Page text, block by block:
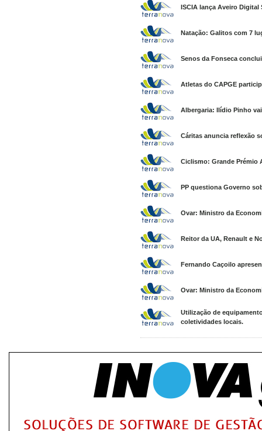
ISCIA lança Aveiro Digital
Natação: Galitos com 7
Senos da Fonseca
Atletas do CAPGE
Albergaria: Ilídio Pinho
Cáritas anuncia reflexão
Ciclismo: Grande Prémio
PP questiona Governo
Ovar: Ministro da
Reitor da UA, Renault e
Fernando Caçoilo
Ovar: Ministro da
Utilização de
coletividades locais.